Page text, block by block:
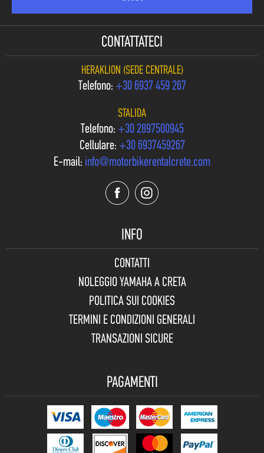
CONTATTATECI
HERAKLION (SEDE CENTRALE)
Telefono: +30 6937 459 267
STALIDA
Telefono: +30 2897500945
Cellulare: +30 6937459267
E-mail: info@motorbikerentalcrete.com
INFO
CONTATTI
NOLEGGIO YAMAHA A CRETA
POLITICA SUI COOKIES
TERMINI E CONDIZIONI GENERALI
TRANSAZIONI SICURE
PAGAMENTI